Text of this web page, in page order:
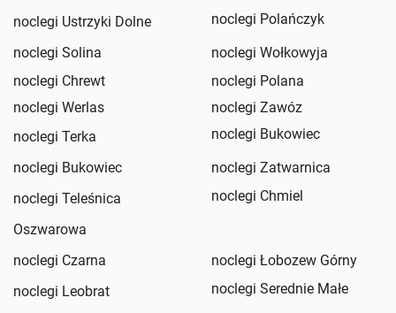
noclegi Ustrzyki Dolne
noclegi Polańczyk
noclegi Solina
noclegi Wołkowyja
noclegi Chrewt
noclegi Polana
noclegi Werlas
noclegi Zawóz
noclegi Terka
noclegi Bukowiec
noclegi Bukowiec
noclegi Zatwarnica
noclegi Teleśnica
Oszwarowa
noclegi Chmiel
noclegi Czarna
noclegi Łobozew Górny
noclegi Leobrat
noclegi Serednie Małe